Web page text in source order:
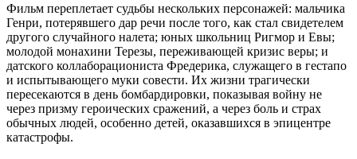
Фильм переплетает судьбы нескольких персонажей: мальчика
Генри, потерявшего дар речи после того, как стал свидетелем
другого случайного налета; юных школьниц Ригмор и Евы;
молодой монахини Терезы, переживающей кризис веры; и
датского коллаборациониста Фредерика, служащего в гестапо
и испытывающего муки совести. Их жизни трагически
пересекаются в день бомбардировки, показывая войну не
через призму героических сражений, а через боль и страх
обычных людей, особенно детей, оказавшихся в эпицентре
катастрофы.